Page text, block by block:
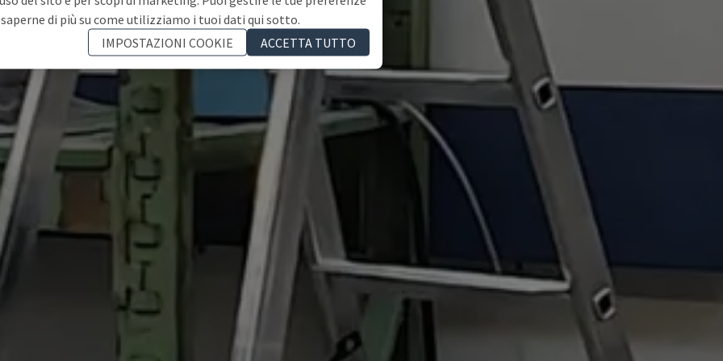
di più su come utilizziamo i tuoi dati qui sotto.
IMPOSTAZIONI COOKIE
ACCETTA TUTTO